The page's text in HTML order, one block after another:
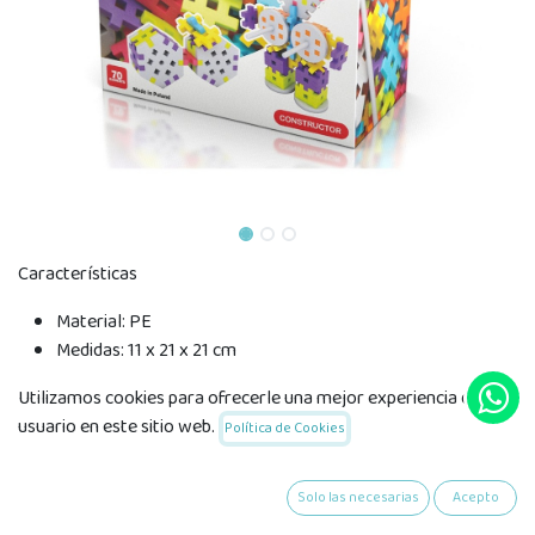
Características
Material: PE
Medidas: 11 x 21 x 21 cm
Incluye 70 piezas
A partir de 1 año
Utilizamos cookies para ofrecerle una mejor experiencia de
usuario en este sitio web. Política de Cookies
Solo las necesarias Acepto